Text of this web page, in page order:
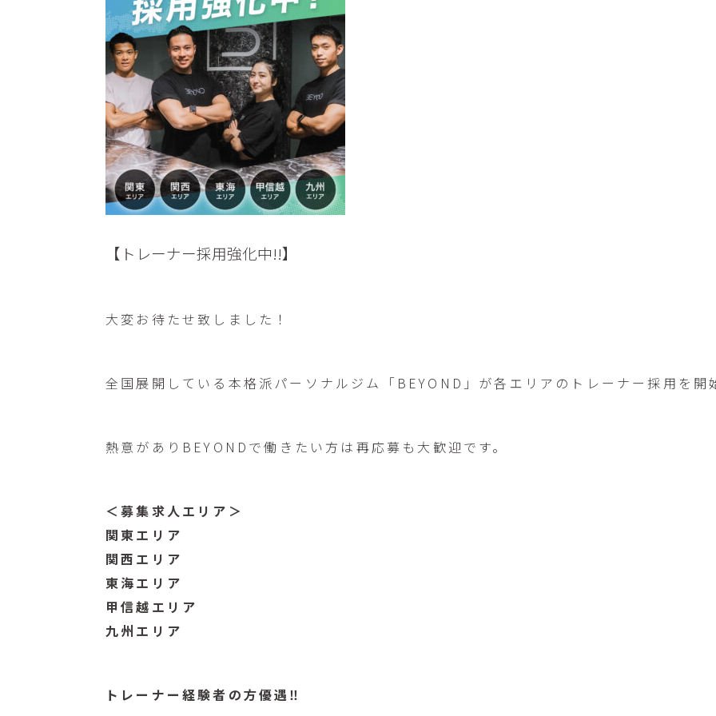
【トレーナー採用強化中!!】
大変お待たせ致しました！
全国展開している本格派パーソナルジム「BEYOND」が各エリアのトレーナー採用を開
熱意がありBEYONDで働きたい方は再応募も大歓迎です。
＜募集求人エリア＞
関東エリア
関西エリア
東海エリア
甲信越エリア
九州エリア
トレーナー経験者の方優遇‼︎